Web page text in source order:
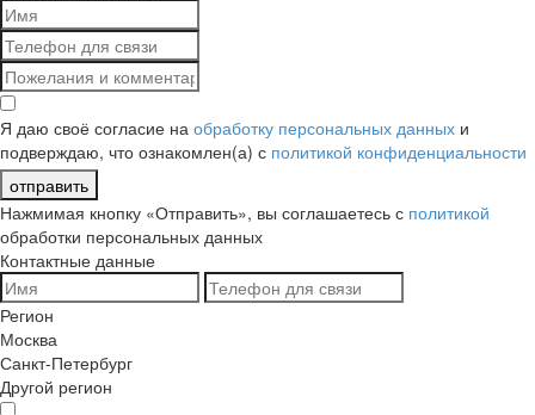
Я даю своё согласие на обработку персональных данных и
подверждаю, что ознакомлен(а) с политикой конфиденциальности
отправить
Нажмимая кнопку «Отправить», вы соглашаетесь с политикой
обработки персональных данных
Контактные данные
Регион
Москва
Санкт-Петербург
Другой регион